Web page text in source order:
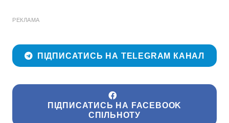
РЕКЛАМА
ПІДПИСАТИСЬ НА TELEGRAM КАНАЛ
ПІДПИСАТИСЬ НА FACEBOOK
СПІЛЬНОТУ